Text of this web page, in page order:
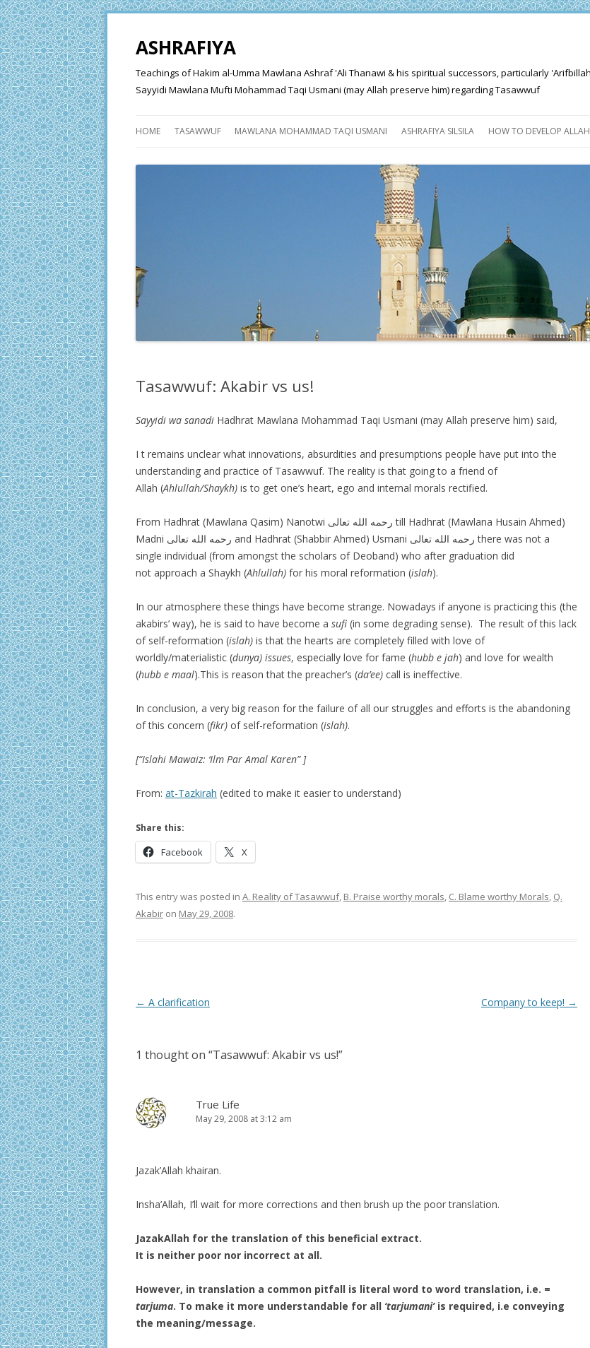
ASHRAFIYA
Teachings of Hakim al-Umma Mawlana Ashraf 'Ali Thanawi & his spiritual successors, particularly
Sayyidi Mawlana Mufti Mohammad Taqi Usmani (may Allah preserve him) regarding Tasawwuf
HOME TASAWWUF MAWLANA MOHAMMAD TAQI USMANI ASHRAFIYA SILSILA
ASHRAFIYA PATH
FOR THE SEEKER
PROGRESS EXPLAINED
HOW TO DEVELOP
Tasawwuf: Akabir vs us!
Sayyidi wa sanadi Hadhrat Mawlana Mohammad Taqi Usmani (may Allah preserve him) said,
I t remains unclear what innovations, absurdities and presumptions people have put into the
understanding and practice of Tasawwuf. The reality is that going to a friend of
Allah (Ahlullah/Shaykh) is to get one’s heart, ego and internal morals rectified.
From Hadhrat (Mawlana Qasim) Nanotwi رحمه الله تعالى till Hadhrat (Mawlana Husain Ahmed)
Madni رحمه الله تعالى and Hadhrat (Shabbir Ahmed) Usmani رحمه الله تعالى there was not a
single individual (from amongst the scholars of Deoband) who after graduation did
not approach a Shaykh (Ahlullah) for his moral reformation (islah).
In our atmosphere these things have become strange. Nowadays if anyone is practicing this (the
akabirs’ way), he is said to have become a sufi (in some degrading sense). The result of this lack
of self-reformation (islah) is that the hearts are completely filled with love of
worldly/materialistic (dunya) issues, especially love for fame (hubb e jah) and love for wealth
(hubb e maal).This is reason that the preacher’s (da’ee) call is ineffective.
In conclusion, a very big reason for the failure of all our struggles and efforts is the abandoning
of this concern (fikr) of self-reformation (islah).
[“Islahi Mawaiz: ‘Ilm Par Amal Karen” ]
From: at-Tazkirah (edited to make it easier to understand)
Share this:
Facebook X
This entry was posted in A. Reality of Tasawwuf, B. Praise worthy morals, C. Blame worthy Morals, Q.
Akabir on May 29, 2008.
Post
← A clarification Company to keep! →
1 thought on “Tasawwuf: Akabir vs us!”
True Life
May 29, 2008 at 3:12 am
Jazak’Allah khairan.
Insha’Allah, I’ll wait for more corrections and then brush up the poor translation.
JazakAllah for the translation of this beneficial extract.
It is neither poor nor incorrect at all.
However, in translation a common pitfall is literal word to word translation, i.e. =
tarjuma. To make it more understandable for all ‘tarjumani’is required, i.e conveying
the meaning/message.